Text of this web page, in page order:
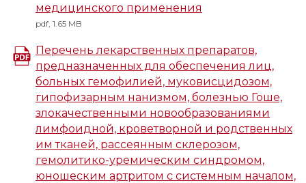
медицинского применения
pdf, 1.65 MB
Перечень лекарственных препаратов,
предназначенных для обеспечения лиц,
больных гемофилией, муковисцидозом,
гипофизарным нанизмом, болезнью Гоше,
злокачественными новообразованиями
лимфоидной, кроветворной и родственных
им тканей, рассеянным склерозом,
гемолитико-уремическим синдромом,
юношеским артритом с системным началом,